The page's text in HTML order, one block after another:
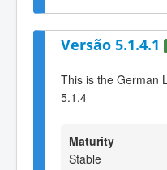
Versão 5.1.4.1
This is the German
5.1.4
Maturity
Stable